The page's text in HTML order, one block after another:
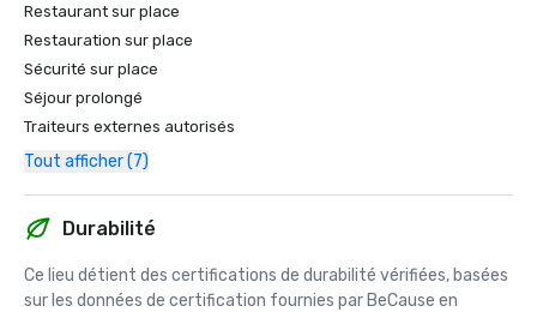
Restaurant sur place
Restauration sur place
Sécurité sur place
Séjour prolongé
Traiteurs externes autorisés
Tout afficher (7)
Durabilité
Ce lieu détient des certifications de durabilité vérifiées, basées
sur les données de certification fournies par BeCause en